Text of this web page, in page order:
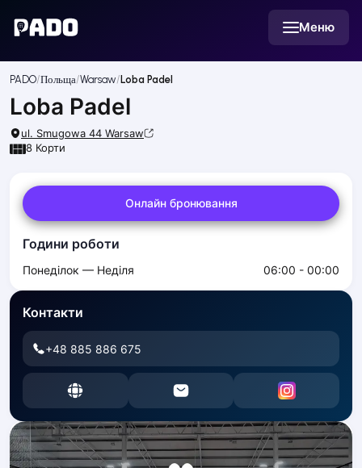
Меню
Українська
Cities
Prague
Batumi
Kutaisi
Budapest
Riga
Arlamow
Bialystok
Bielsko-Biala
Bolesławiec
Bydgoszcz
Chojnice
Czestochowa
Dabrowa Gornicza
Elk
Gdansk
Gdynia
PADO Польща Warsaw Loba Padel
Loba Padel
ul. Smugowa 44 Warsaw
8 Корти
Онлайн бронювання
Години роботи
Понеділок — Неділя 06:00 - 00:00
Контакти
+48 885 886 675